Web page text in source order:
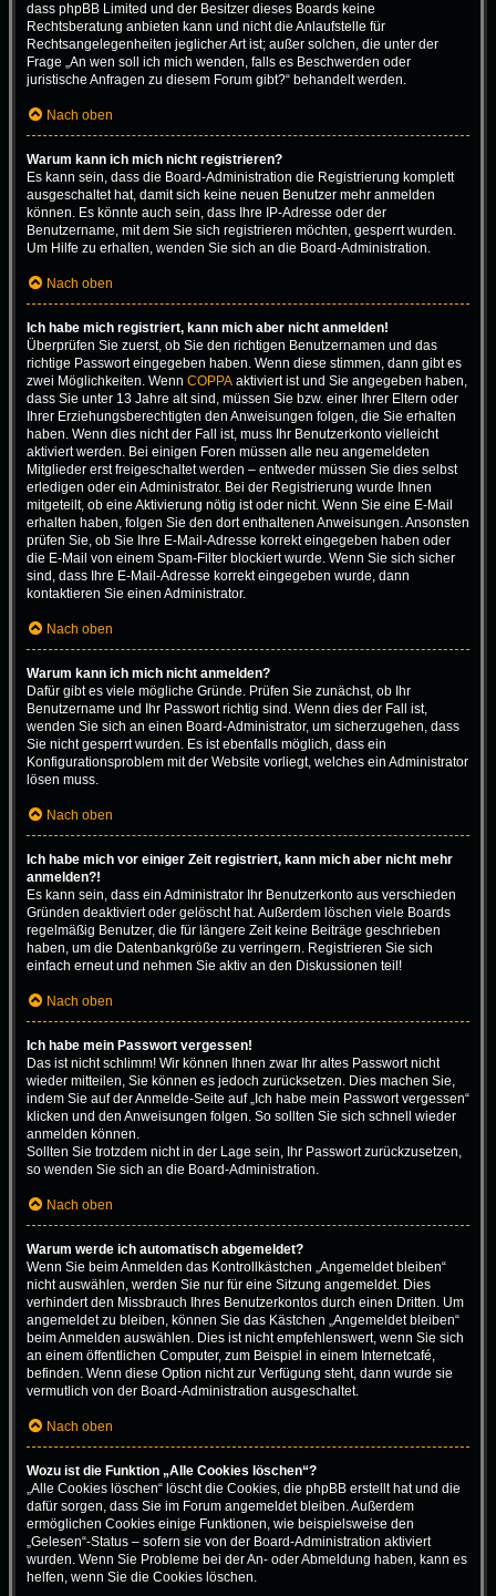
dass phpBB Limited und der Besitzer dieses Boards keine
Rechtsberatung anbieten kann und nicht die Anlaufstelle für
Rechtsangelegenheiten jeglicher Art ist; außer solchen, die unter der
Frage „An wen soll ich mich wenden, falls es Beschwerden oder
juristische Anfragen zu diesem Forum gibt?“ behandelt werden.
Nach oben
Warum kann ich mich nicht registrieren?
Es kann sein, dass die Board-Administration die Registrierung komplett
ausgeschaltet hat, damit sich keine neuen Benutzer mehr anmelden
können. Es könnte auch sein, dass Ihre IP-Adresse oder der
Benutzername, mit dem Sie sich registrieren möchten, gesperrt wurden.
Um Hilfe zu erhalten, wenden Sie sich an die Board-Administration.
Nach oben
Ich habe mich registriert, kann mich aber nicht anmelden!
Überprüfen Sie zuerst, ob Sie den richtigen Benutzernamen und das
richtige Passwort eingegeben haben. Wenn diese stimmen, dann gibt es
zwei Möglichkeiten. Wenn COPPA aktiviert ist und Sie angegeben haben,
dass Sie unter 13 Jahre alt sind, müssen Sie bzw. einer Ihrer Eltern oder
Ihrer Erziehungsberechtigten den Anweisungen folgen, die Sie erhalten
haben. Wenn dies nicht der Fall ist, muss Ihr Benutzerkonto vielleicht
aktiviert werden. Bei einigen Foren müssen alle neu angemeldeten
Mitglieder erst freigeschaltet werden – entweder müssen Sie dies selbst
erledigen oder ein Administrator. Bei der Registrierung wurde Ihnen
mitgeteilt, ob eine Aktivierung nötig ist oder nicht. Wenn Sie eine E-Mail
erhalten haben, folgen Sie den dort enthaltenen Anweisungen. Ansonsten
prüfen Sie, ob Sie Ihre E-Mail-Adresse korrekt eingegeben haben oder
die E-Mail von einem Spam-Filter blockiert wurde. Wenn Sie sich sicher
sind, dass Ihre E-Mail-Adresse korrekt eingegeben wurde, dann
kontaktieren Sie einen Administrator.
Nach oben
Warum kann ich mich nicht anmelden?
Dafür gibt es viele mögliche Gründe. Prüfen Sie zunächst, ob Ihr
Benutzername und Ihr Passwort richtig sind. Wenn dies der Fall ist,
wenden Sie sich an einen Board-Administrator, um sicherzugehen, dass
Sie nicht gesperrt wurden. Es ist ebenfalls möglich, dass ein
Konfigurationsproblem mit der Website vorliegt, welches ein Administrator
lösen muss.
Nach oben
Ich habe mich vor einiger Zeit registriert, kann mich aber nicht mehr
anmelden?!
Es kann sein, dass ein Administrator Ihr Benutzerkonto aus verschieden
Gründen deaktiviert oder gelöscht hat. Außerdem löschen viele Boards
regelmäßig Benutzer, die für längere Zeit keine Beiträge geschrieben
haben, um die Datenbankgröße zu verringern. Registrieren Sie sich
einfach erneut und nehmen Sie aktiv an den Diskussionen teil!
Nach oben
Ich habe mein Passwort vergessen!
Das ist nicht schlimm! Wir können Ihnen zwar Ihr altes Passwort nicht
wieder mitteilen, Sie können es jedoch zurücksetzen. Dies machen Sie,
indem Sie auf der Anmelde-Seite auf „Ich habe mein Passwort vergessen“
klicken und den Anweisungen folgen. So sollten Sie sich schnell wieder
anmelden können.
Sollten Sie trotzdem nicht in der Lage sein, Ihr Passwort zurückzusetzen,
so wenden Sie sich an die Board-Administration.
Nach oben
Warum werde ich automatisch abgemeldet?
Wenn Sie beim Anmelden das Kontrollkästchen „Angemeldet bleiben“
nicht auswählen, werden Sie nur für eine Sitzung angemeldet. Dies
verhindert den Missbrauch Ihres Benutzerkontos durch einen Dritten. Um
angemeldet zu bleiben, können Sie das Kästchen „Angemeldet bleiben“
beim Anmelden auswählen. Dies ist nicht empfehlenswert, wenn Sie sich
an einem öffentlichen Computer, zum Beispiel in einem Internetcafé,
befinden. Wenn diese Option nicht zur Verfügung steht, dann wurde sie
vermutlich von der Board-Administration ausgeschaltet.
Nach oben
Wozu ist die Funktion „Alle Cookies löschen“?
„Alle Cookies löschen“ löscht die Cookies, die phpBB erstellt hat und die
dafür sorgen, dass Sie im Forum angemeldet bleiben. Außerdem
ermöglichen Cookies einige Funktionen, wie beispielsweise den
„Gelesen“-Status – sofern sie von der Board-Administration aktiviert
wurden. Wenn Sie Probleme bei der An- oder Abmeldung haben, kann es
helfen, wenn Sie die Cookies löschen.